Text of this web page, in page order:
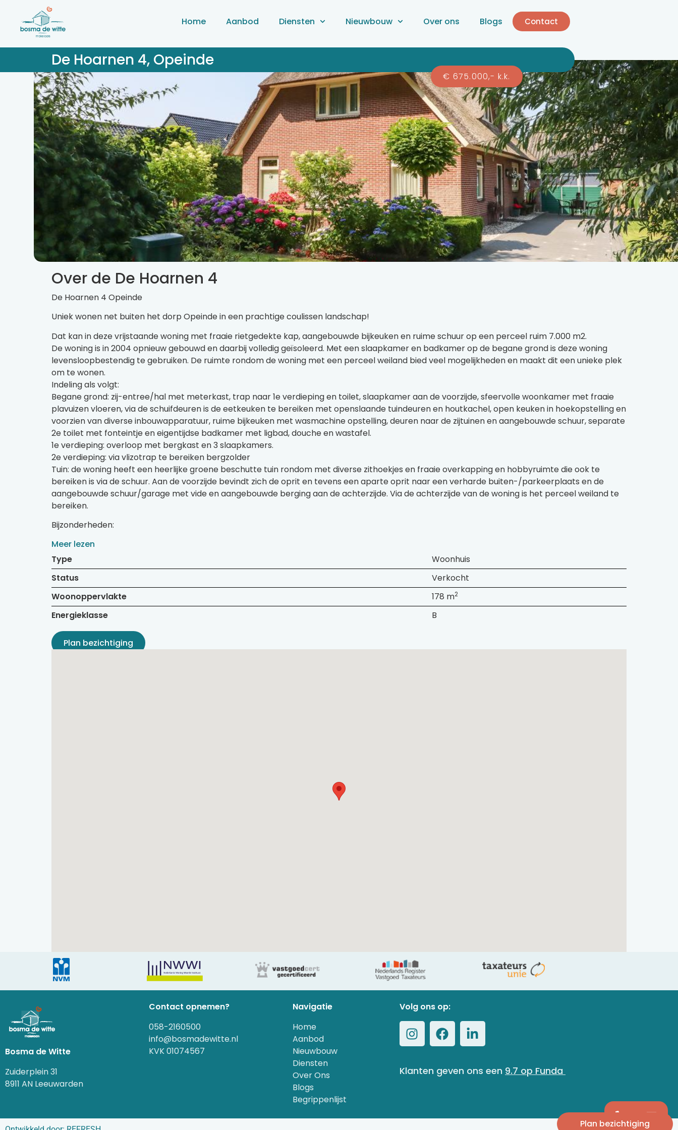
Home Aanbod Diensten Nieuwbouw Over ons Blogs Contact
De Hoarnen 4, Opeinde
Over de De Hoarnen 4
De Hoarnen 4 Opeinde
Uniek wonen net buiten het dorp Opeinde in een prachtige coulissen landschap!
Dat kan in deze vrijstaande woning met fraaie rietgedekte kap, aangebouwde bijkeuken en ruime schuur op een perceel ruim 7.000 m2.
De woning is in 2004 opnieuw gebouwd en daarbij volledig geïsoleerd. Met een slaapkamer en badkamer op de begane grond is deze woning
levensloopbestendig te gebruiken. De ruimte rondom de woning met een perceel weiland bied veel mogelijkheden en maakt dit een unieke plek
om te wonen.
Indeling als volgt:
Begane grond: zij-entree/hal met meterkast, trap naar 1e verdieping en toilet, slaapkamer aan de voorzijde, sfeervolle woonkamer met fraaie
plavuizen vloeren, via de schuifdeuren is de eetkeuken te bereiken met openslaande tuindeuren en houtkachel, open keuken in hoekopstelling en
voorzien van diverse inbouwapparatuur, ruime bijkeuken met wasmachine opstelling, deuren naar de zijtuinen en aangebouwde schuur, separate
2e toilet met fonteintje en eigentijdse badkamer met ligbad, douche en wastafel.
1e verdieping: overloop met bergkast en 3 slaapkamers.
2e verdieping: via vlizotrap te bereiken bergzolder
Tuin: de woning heeft een heerlijke groene beschutte tuin rondom met diverse zithoekjes en fraaie overkapping en hobbyruimte die ook te
bereiken is via de schuur. Aan de voorzijde bevindt zich de oprit en tevens een aparte oprit naar een verharde buiten-/parkeerplaats en de
aangebouwde schuur/garage met vide en aangebouwde berging aan de achterzijde. Via de achterzijde van de woning is het perceel weiland te
bereiken.
Bijzonderheden:
Meer lezen
Type
Woonhuis
Status
Verkocht
Woonoppervlakte
178 m2
Energieklasse B
Plan bezichtiging
Bosma de Witte
Zuiderplein 31
8911 AN Leeuwarden
Contact opnemen?
058-2160500
info@bosmadewitte.nl
KVK 01074567
Navigatie
Home
Aanbod
Nieuwbouw
Diensten
Over Ons
Blogs
Begrippenlijst
Volg ons op:
Klanten geven ons een 9.7 op Funda
Plan bezichtiging